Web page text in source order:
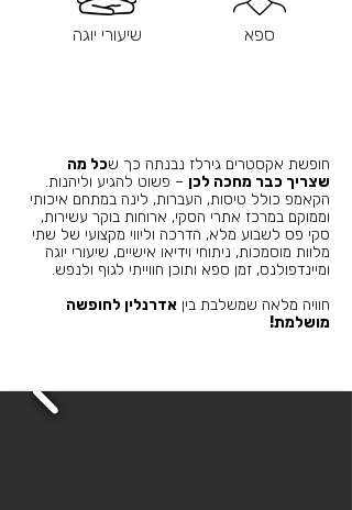
שיעורי יוגה ספא
חופשת אקסטרים גירלז נבנתה כך שכל מה
שצריך כבר מחכה לכן – פשוט להגיע וליהנות.
הקאמפ כולל טיסות, העברות, לינה במתחם איכותי
וממוקם במרכז אתרי הסקי, ארוחות בוקר עשירות,
סקי פס לשבוע מלא, הדרכה וליווי מקצועי של שתי
מלוות מוסמכות, ניתוחי וידיאו אישיים, שיעורי יוגה
ומיינדפולנס, זמן ספא ותוכן חווייתי לגוף ולנפש.
חוויה מלאה שמשלבת בין אדרנלין לחופשה
מושלמת!